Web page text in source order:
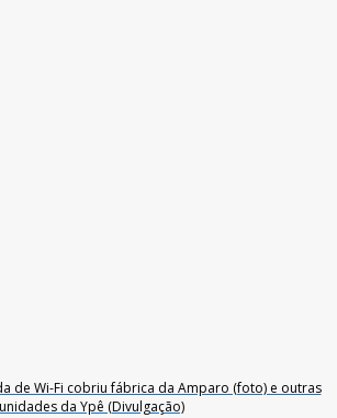
de Wi-Fi cobriu fábrica da Amparo (foto) e outras
unidades da Ypê (Divulgação)